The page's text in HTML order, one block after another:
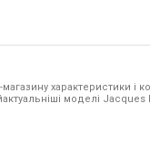
характеристики і
моделі Jacques